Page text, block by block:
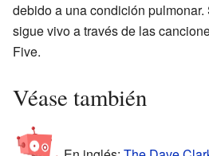
debido a una condición
sigue vivo a través de las
Five.
Véase también